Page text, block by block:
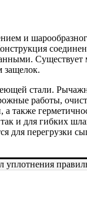
и
защелок.
стали.
работы,
также
и для гибких
перегрузки
уплотнения